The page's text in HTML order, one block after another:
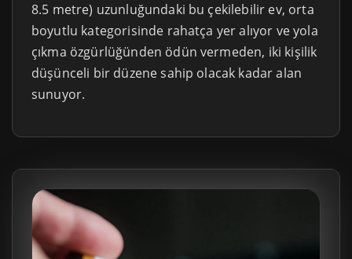
8.5 metre) uzunluğundaki bu çekilebilir ev, orta
boyutlu kategorisinde rahatça yer alıyor ve yola
çıkma özgürlüğünden ödün vermeden, iki kişilik
düşünceli bir düzene sahip olacak kadar alan
sunuyor.